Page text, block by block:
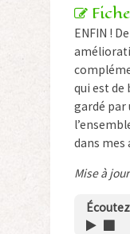
ENFIN !
qui est de
gardé par
dans mes
Mise à